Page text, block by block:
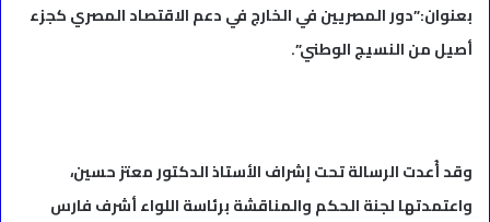
بعنوان:”دور المصريين في الخارج في دعم الاقتصاد المصري كجزء
أصيل من النسيج الوطني”.
وقد أُعدت الرسالة تحت إشراف الأستاذ الدكتور معتز حسين،
واعتمدتها لجنة الحكم والمناقشة برئاسة اللواء أشرف فارس